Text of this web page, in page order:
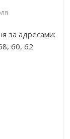
за адресами:
60, 62